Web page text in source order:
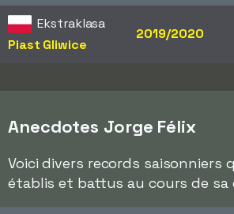
Ekstraklasa
Piast Gliwice
2019/2020
Anecdotes Jorge Félix
Voici divers records saisonniers
établis et battus au cours de sa